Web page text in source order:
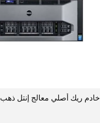
خادم ريك أصلي معالج إنتل ذهب 6134 R940 خادم